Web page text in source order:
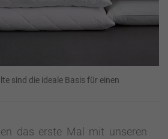
sind die ideale Basis für einen
das erste Mal mit unseren